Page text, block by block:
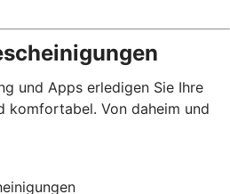
und Apps erledigen Sie Ihre
komfortabel. Von daheim und